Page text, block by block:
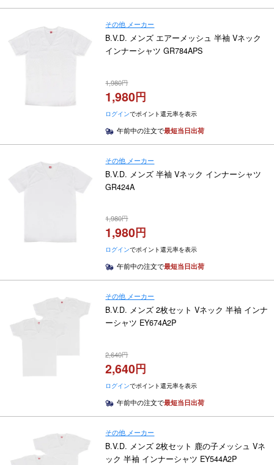
その他 メーカー
B.V.D. メンズ エアーメッシュ 半袖 Vネック
インナーシャツ GR784APS
1,980
1,980
ログインでポイント還元率を表示
午前中の注文で最短当日出荷
その他 メーカー
B.V.D. メンズ 半袖 Vネック インナーシャツ
GR424A
1,980
1,980
ログインでポイント還元率を表示
午前中の注文で最短当日出荷
その他 メーカー
B.V.D. メンズ 2枚セット Vネック 半袖 インナ
ーシャツ EY674A2P
2,640
2,640
ログインでポイント還元率を表示
午前中の注文で最短当日出荷
その他 メーカー
B.V.D. メンズ 2枚セット 鹿の子メッシュ Vネ
ック 半袖 インナーシャツ EY544A2P